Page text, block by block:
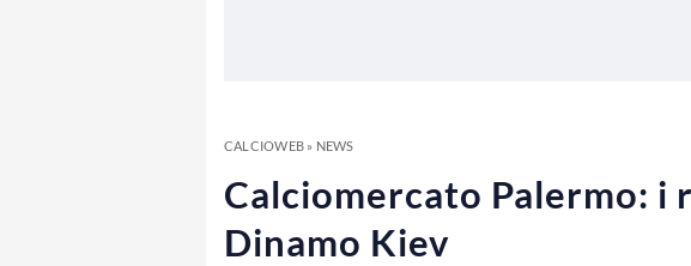
CALCIOWEB» NEWS
Calciomercato Palermo:
Dinamo Kiev